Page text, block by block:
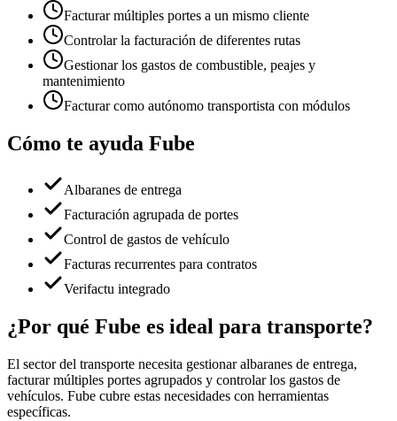
Facturar múltiples portes a un mismo cliente
Controlar la facturación de diferentes rutas
Gestionar los gastos de combustible, peajes y
mantenimiento
Facturar como autónomo transportista con módulos
Cómo te ayuda Fube
Albaranes de entrega
Facturación agrupada de portes
Control de gastos de vehículo
Facturas recurrentes para contratos
Verifactu integrado
¿Por qué Fube es ideal para transporte?
El sector del transporte necesita gestionar albaranes de entrega,
facturar múltiples portes agrupados y controlar los gastos de
vehículos. Fube cubre estas necesidades con herramientas
específicas.